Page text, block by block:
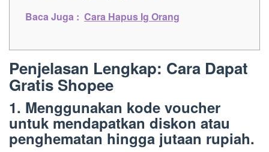
Baca Juga : Cara Hapus Ig Orang
Penjelasan Lengkap: Cara Dapat
Gratis Shopee
1. Menggunakan kode voucher
untuk mendapatkan diskon atau
penghematan hingga jutaan rupiah.